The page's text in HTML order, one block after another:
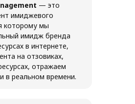
— это
имиджевого
которому мы
имидж бренда
в интернете,
на отзовиках,
отражаем
в реальном времени.